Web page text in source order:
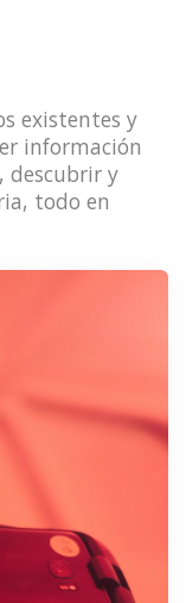
existentes y
información
descubrir y
todo en